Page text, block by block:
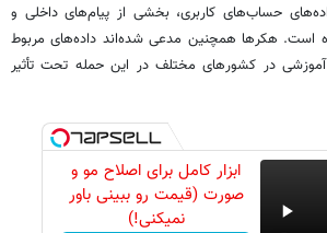
حساب‌های کاربری، بخشی از پیام‌های داخلی و
است. هکرها همچنین مدعی شده‌اند داده‌های مربوط
آموزشی در کشورهای مختلف در این حمله تحت تأثیر
ابزار کامل برای اصلاح مو و
صورت (قیمت رو ببینی باور
نمیکنی!)